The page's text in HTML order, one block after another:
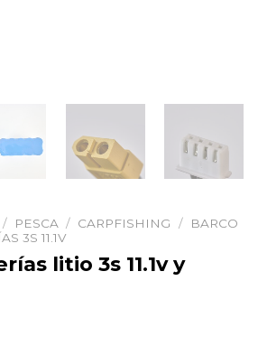
/ PESCA / CARPFISHING /
BARCO
3S 11.1V
litio 3s 11.1v y